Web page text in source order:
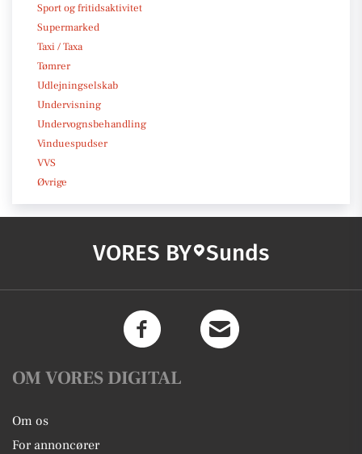
Sport og fritidsaktivitet
Supermarked
Taxi / Taxa
Tømrer
Udlejningselskab
Undervisning
Undervognsbehandling
Vinduespudser
VVS
Øvrige
VORES BY Sunds
OM VORES DIGITAL
Om os
For annoncører